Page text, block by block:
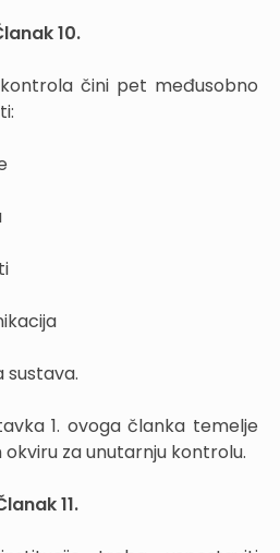
10.
čini pet međusobno
1. ovoga članka temelje
za unutarnju kontrolu.
11.